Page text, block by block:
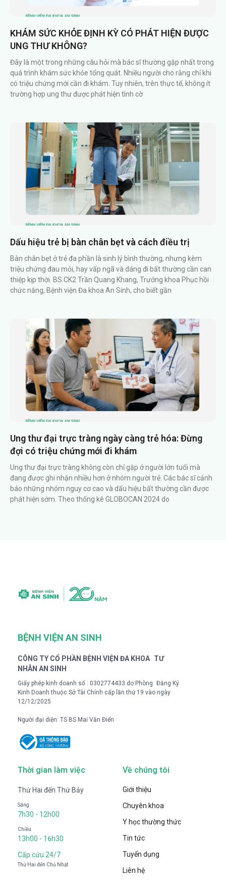
KHÁM SỨC KHỎE ĐỊNH KỲ CÓ PHÁT HIỆN ĐƯỢC
UNG THƯ KHÔNG?
Đây là một trong những câu hỏi mà bác sĩ thường gặp nhất trong
quá trình khám sức khỏe tổng quát. Nhiều người cho rằng chỉ khi
có triệu chứng mới cần đi khám. Tuy nhiên, trên thực tế, không ít
trường hợp ung thư được phát hiện tình cờ
Dấu hiệu trẻ bị bàn chân bẹt và cách điều trị
Bàn chân bẹt ở trẻ đa phần là sinh lý bình thường, nhưng kèm
triệu chứng đau mỏi, hay vấp ngã và dáng đi bất thường cần can
thiệp kịp thời. BS.CK2 Trần Quang Khang, Trưởng khoa Phục hồi
chức năng, Bệnh viện Đa khoa An Sinh, cho biết gần
Ung thư đại trực tràng ngày càng trẻ hóa: Đừng
đợi có triệu chứng mới đi khám
Ung thư đại trực tràng không còn chỉ gặp ở người lớn tuổi mà
đang được ghi nhận nhiều hơn ở nhóm người trẻ. Các bác sĩ cảnh
báo những nhóm nguy cơ cao và dấu hiệu bất thường cần được
phát hiện sớm. Theo thống kê GLOBOCAN 2024 do
BỆNH VIỆN AN SINH
CÔNG TY CỔ PHẦN BỆNH VIỆN ĐA KHOA TƯ
NHÂN AN SINH
Giấy phép kinh doanh số : 0302774433 do Phòng Đăng Ký
Kinh Doanh thuộc Sở Tài Chính cấp lần thứ 19 vào ngày
12/12/2025
Người đại diện: TS BS Mai Văn Điển
Thời gian làm việc
Thứ Hai đến Thứ Bảy
Sáng
7h30 - 12h00
Chiều
13h00 - 16h30
Cấp cứu 24/7
Thứ Hai đến Chủ Nhật
Về chúng tôi
Giới thiệu
Chuyên khoa
Y học thường thức
Tin tức
Tuyển dụng
Liên hệ